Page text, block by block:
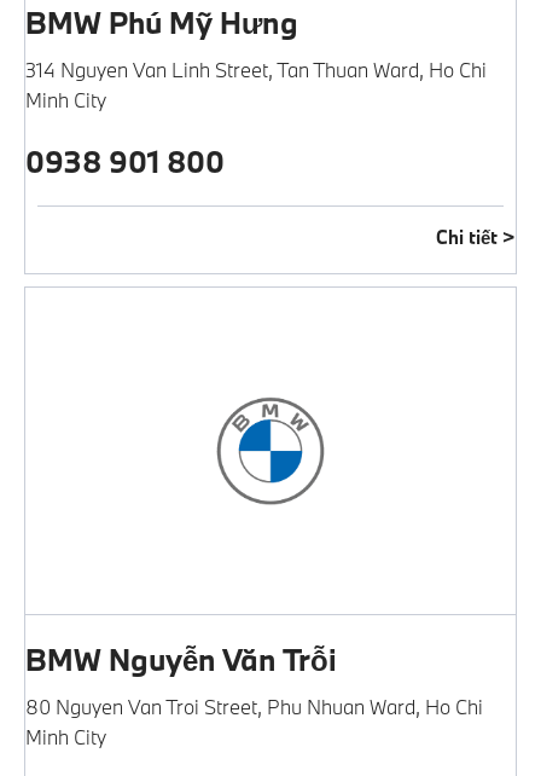
BMW Phú Mỹ Hưng
314 Nguyen Van Linh Street,Tan Thuan Ward, Ho Chi
Minh City
0938 901 800
Chi tiết
BMW Nguyễn Văn Trỗi
80 Nguyen Van Troi Street, Phu Nhuan Ward, Ho Chi
Minh City